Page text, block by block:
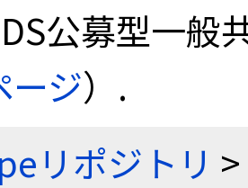
公募型一般
ージ）.
リポジトリ